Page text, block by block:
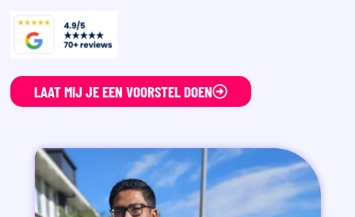
LAAT MIJ JE EEN VOORSTEL DOEN